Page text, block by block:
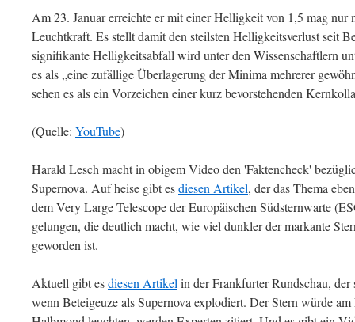
Am 23. Januar erreichte er mit einer Helligkeit von 1,5 mag nur
Leuchtkraft. Es stellt damit den steilsten Helligkeitsverlust seit
signifikante Helligkeitsabfall wird unter den Wissenschaftlern
es als „eine zufällige Überlagerung der Minima mehrerer
sehen es als ein Vorzeichen einer kurz bevorstehenden
(Quelle: YouTube)
Harald Lesch macht in obigem Video den 'Faktencheck'
Supernova. Auf heise gibt esdiesen Artikel, der das Thema
dem Very Large Telescope der Europäischen Südsternwarte
gelungen, die deutlich macht, wie viel dunkler der markante
geworden ist.
Aktuell gibt esdiesen Artikel in der Frankfurter Rundschau, der
wenn Beteigeuze als Supernova explodiert. Der Stern würde